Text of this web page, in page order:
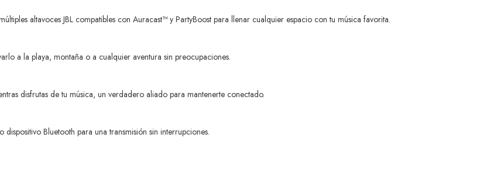
altavoces JBL compatibles con Auracast™ y PartyBoost para llenar cualquier espacio con tu música favorita.
a la playa, montaña o a cualquier aventura sin preocupaciones.
disfrutas de tu música, un verdadero aliado para mantenerte conectado.
Bluetooth para una transmisión sin interrupciones.